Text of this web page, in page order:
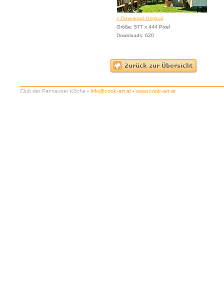
» Download Original
Größe: 577 x 444 Pixel
Downloads: 620
Club der Paznauner Köche • info@cook-art.at • www.cook-art.at